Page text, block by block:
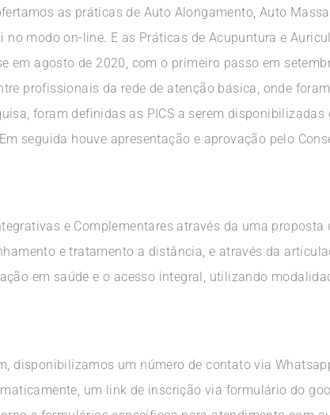
as práticas de Auto Alongamento, Auto
no modo on-line. E as Práticas de Acupuntura e
em agosto de 2020, com o primeiro passo em
profissionais da rede de atenção básica, onde
foram definidas as PICS a serem disponibilizadas
seguida houve apresentação e aprovação pelo
e Complementares através da uma proposta
e tratamento a distância, e através da
em saúde e o acesso integral, utilizando
disponibilizamos um número de contato via
um link de inscrição via formulário do